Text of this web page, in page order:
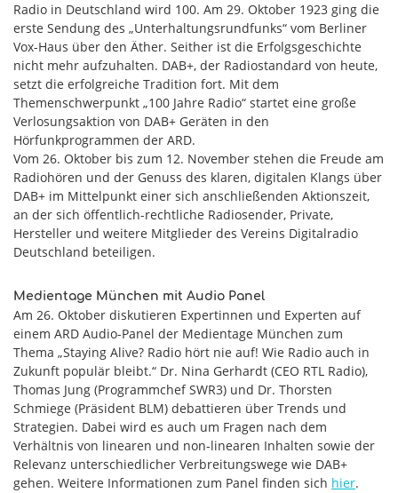
Radio in Deutschland wird 100. Am 29. Oktober 1923 ging die
erste Sendung des „Unterhaltungsrundfunks“ vom Berliner
Vox-Haus über den Äther. Seither ist die Erfolgsgeschichte
nicht mehr aufzuhalten. DAB+, der Radiostandard von heute,
setzt die erfolgreiche Tradition fort. Mit dem
Themenschwerpunkt „100 Jahre Radio“ startet eine große
Verlosungsaktion von DAB+ Geräten in den
Hörfunkprogrammen der ARD.
Vom 26. Oktober bis zum 12. November stehen die Freude am
Radiohören und der Genuss des klaren, digitalen Klangs über
DAB+ im Mittelpunkt einer sich anschließenden Aktionszeit,
an der sich öffentlich-rechtliche Radiosender, Private,
Hersteller und weitere Mitglieder des Vereins Digitalradio
Deutschland beteiligen.
Medientage München mit Audio Panel
Am 26. Oktober diskutieren Expertinnen und Experten auf
einem ARD Audio-Panel der Medientage München zum
Thema „Staying Alive? Radio hört nie auf! Wie Radio auch in
Zukunft populär bleibt.“ Dr. Nina Gerhardt (CEO RTL Radio),
Thomas Jung (Programmchef SWR3) und Dr. Thorsten
Schmiege (Präsident BLM) debattieren über Trends und
Strategien. Dabei wird es auch um Fragen nach dem
Verhältnis von linearen und non-linearen Inhalten sowie der
Relevanz unterschiedlicher Verbreitungswege wie DAB+
gehen. Weitere Informationen zum Panel finden sich hier.